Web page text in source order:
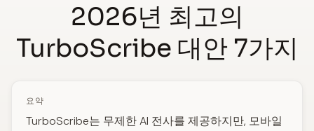
2026년 최고의
TurboScribe 대안 7가지
요약
TurboScribe는 무제한 AI 전사를 제공하지만, 모바일